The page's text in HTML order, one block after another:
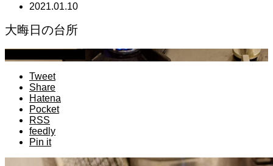
2021.01.10
大晦日の台所
Tweet
Share
Hatena
Pocket
RSS
feedly
Pin it